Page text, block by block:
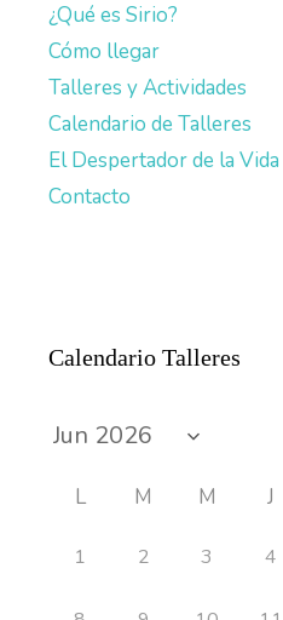
¿Qué es Sirio?
Cómo llegar
Talleres y Actividades
Calendario de Talleres
El Despertador de la Vida
Contacto
Calendario Talleres
L M M J
1 2 3 4